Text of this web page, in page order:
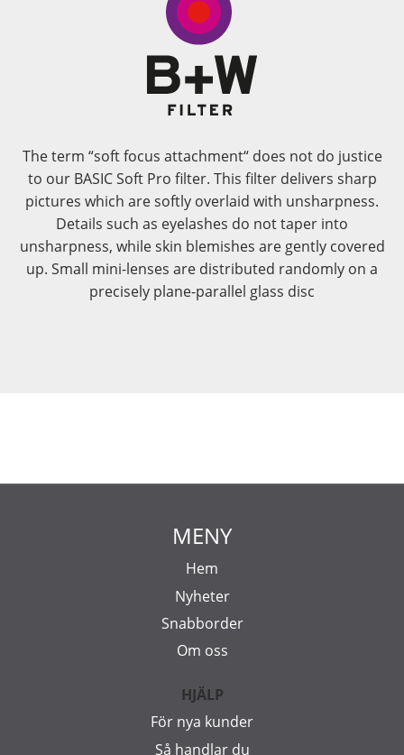
The term “soft focus attachment“ does not do justice
to our BASIC Soft Pro filter. This filter delivers sharp
pictures which are softly overlaid with unsharpness.
Details such as eyelashes do not taper into
unsharpness, while skin blemishes are gently covered
up. Small mini-lenses are distributed randomly on a
precisely plane-parallel glass disc
MENY
Hem
Nyheter
Snabborder
Om oss
HJÄLP
För nya kunder
Så handlar du